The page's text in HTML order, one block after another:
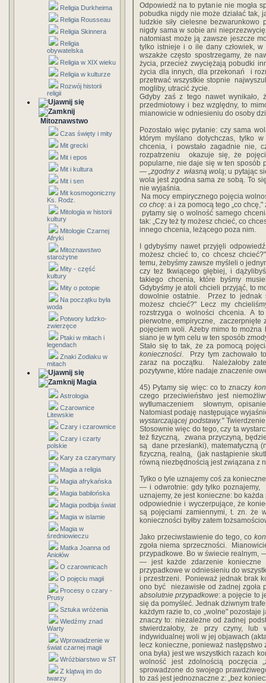
Religia Durkheima
Religia Rousseau
Religia Skinnera
Religia
obywatelska
Religia w XIX wieku
Religia w kulturze
Rozwój historii
religii
Mitoznawstwo
Czas święty i mity
Mit grecki
Mit i epos
Mit i kultura
Mit i sen
Mit kosmogoniczny
Ks. Rodz.
Mitologia w historii
kultury
Mitologie Czarnej
Afryki
Mitoznawstwo
starożytne
Mity - część
kultury
Mity o potopie
Na początku była
woda
Potwory ludzko-
zwierzęce
Ptaki w mitach i
legendach
Znaki Zodiaku w
mitach
Magia
Astrologia
Czarownice
Litewskie
Czary i czarownice
Czary i czarty
polskie
Kary za czarymary
Magia a religia
Magia afrykańska
Magia babilońska
Magia podbija świat
Magia w islamie
Magia w
średniowieczu
Matka Joanna od
Aniołów
O czarownicach
O pojęciu magii
Procesy o czary -
Prusy
Sztuka wróżenia
Wiedźmy znad
Warty
Wprowadzenie w
świat czarnej magii
Wróżbiarstwo w ST
Z klątwą im do
twarzy
Odpowiedź‎ ‎na to‎ ‎pytanie‎ ‎nie‎ ‎mogła‎
‎pobudka‎ ‎nigdy‎ ‎nie‎ ‎może działać‎ ‎tak,‎
‎ludzkie‎ ‎siły‎ ‎cielesne‎
‎nigdy‎ ‎sama‎ ‎w‎ ‎sobie‎ ‎ani‎
‎natomiast‎ ‎może‎ ‎ją‎ ‎zawsze‎ ‎jeszcze‎
‎tylko‎ ‎istnieje‎ ‎i‎ ‎o ile‎ ‎dany‎ ‎człowiek,‎
‎wszakże‎ ‎często‎ ‎spostrzegamy, że‎
‎życia,‎ ‎przecież‎ ‎zwyciężają‎ ‎pobudki‎
‎życia‎ ‎dla innych,‎ ‎dla‎ ‎przekonań‎ ‎ ‎i‎
‎przetrwać‎ ‎wszystkie‎ ‎stopnie‎
‎mogliby,‎ ‎utracić‎ ‎życie.‎ ‎
Gdyby‎ ‎zaś‎ ‎z‎ ‎tego‎ ‎nawet‎ ‎wynikało,‎
‎przedmiotowy‎ ‎i‎ ‎bez względny,‎ ‎to‎
‎mianowicie‎ ‎w‎ ‎odniesieniu‎ ‎do osoby‎
Pozostało‎ ‎więc‎ ‎pytanie:‎ ‎czy‎ ‎sama‎
‎którym‎ ‎myślano‎ ‎dotychczas,‎ ‎tylko‎
‎chcenia,‎ ‎i‎ ‎powstało‎ ‎zagadnie nie,‎
‎rozpatrzeniu‎ ‎ okazuje‎ ‎się,‎ ‎że‎
‎popularne, nie‎ ‎daje‎ ‎się‎ ‎w‎ ‎ten‎ ‎sposób‎
—‎ ‎„zgodny‎ ‎z‎ ‎ własną‎ ‎wolą;‎ u‎ ‎pytając‎
‎wola‎ ‎jest‎ ‎zgodna‎ ‎sama‎ ‎ze sobą.‎ ‎To‎
‎nie‎ ‎wyjaśnia.‎
Na‎ ‎mocy‎ ‎empirycznego pojęcia‎
‎co‎ ‎chcę: ‎a‎ ‎i‎ ‎za‎ ‎pomocą‎ ‎tego‎ ‎„co
‎pytamy‎ ‎się‎ ‎o‎ ‎wolność‎ ‎samego‎
tak: „Czy‎ ‎też‎ ‎ty‎ ‎możesz‎ ‎chcieć,‎ ‎co‎
‎innego‎ ‎chcenia,‎ ‎leżącego‎ ‎poza‎ ‎nim.‎ ‎
I‎ ‎gdybyśmy‎ ‎nawet‎ ‎przyjęli‎
‎możesz‎ ‎chcieć‎ ‎to,‎ ‎co‎ ‎chcesz‎
temu,‎ ‎żebyśmy‎ ‎zawsze‎ ‎myśleli‎ ‎o‎
‎czy‎ ‎też tkwiącego‎ ‎głębiej,‎ ‎i‎
‎takiego‎ ‎chcenia,‎ ‎które byśmy‎
‎Gdybyśmy‎ ‎je‎ ‎atoli‎ ‎chcieli‎ ‎przyjąć,‎ ‎to
‎dowolnie‎ ‎ostatnie.‎ ‎ Przez‎ ‎to‎ ‎jednak‎
możesz‎ ‎chcieć?"‎ ‎Lecz‎ ‎my‎
‎rozstrzyga‎ ‎o‎ ‎wolności‎ ‎chcenia.‎ ‎A‎ ‎to‎
‎pierwotne,‎ ‎empiryczne,‎ ‎ ‎zaczerpnięte‎
‎pojęciem‎ ‎woli.‎ ‎Ażeby‎ ‎mimo‎ ‎to‎
siano‎ ‎je‎ ‎w‎ ‎tym‎ ‎celu‎ ‎w‎ ‎ten‎ ‎sposób‎
Stało‎ ‎się‎ ‎to‎ ‎tak,‎ ‎że‎ ‎za pomocą‎
konieczności.‎ ‎ Przy tym‎ ‎zachowało‎
zaraz na‎ ‎początku.‎ ‎ Należałoby‎
‎pozytywne,‎ ‎które‎ ‎nadaje‎ ‎znaczenie‎
45)‎ ‎Pytamy‎ ‎się‎ ‎więc:‎ ‎co‎ ‎to‎ ‎znaczy‎ ‎
czego przeciwieństwo‎ ‎jest‎
‎wytłumaczeniem‎ ‎ słownym,‎
Natomiast‎ ‎podaję‎ ‎następujące‎
‎wystarczającej‎ ‎podstawy."
‎Stosownie‎ ‎więc do‎ ‎tego,‎ ‎czy‎ ‎ta‎
‎też‎ ‎fizyczną,‎ ‎ zwana‎ ‎przyczyną,‎
‎są‎ ‎ dane‎ ‎przesłanki),‎ ‎matematyczną
‎fizyczną,‎ ‎realną,‎ ‎ (jak‎ ‎nastąpienie‎
równą niezbędnością‎ ‎jest‎ ‎związana‎ ‎z‎
Tylko‎ ‎o‎ ‎tyle‎ ‎uznajemy‎ ‎coś‎ ‎za‎
‎—‎ ‎i‎ ‎odwrotnie:‎ ‎gdy‎ ‎tylko‎ ‎poznajemy,‎
‎uznajemy,‎ ‎że‎ ‎jest‎ ‎konieczne:‎ ‎bo‎
‎odpowiednie i‎ ‎wyczerpujące,‎ ‎że‎
‎są‎ ‎pojęciami‎ ‎zamiennymi, t.‎ ‎zn.‎ ‎że‎
‎konieczności‎ ‎byłby‎ ‎zatem‎
‎Jako‎ ‎przeciwstawienie‎ ‎do‎ ‎tego,‎ ‎co‎ ‎
‎zgoła‎ ‎niema sprzeczności.‎
‎przypadkowe.‎ ‎Bo w‎ ‎świecie‎ ‎realnym,‎
— jest‎ ‎każde‎ ‎zdarzenie‎ ‎konieczne‎
‎przypadkowe‎ ‎w‎ ‎odniesieniu‎ ‎do‎
‎i‎ ‎przestrzeni.‎ ‎ Ponieważ‎ ‎jednak‎ ‎brak‎
‎ono‎ ‎być‎ ‎ niezawisłe‎ ‎od‎ ‎żadnej‎
absolutnie‎ ‎przypadkowe:‎ ‎a‎ ‎pojęcie‎ ‎to‎
‎się‎ ‎da‎ ‎pomyśleć.‎ ‎Jednak‎ ‎dziwnym
‎każdym‎ ‎razie‎ ‎to,‎ ‎co‎ ‎„wolne"‎
‎znaczy to:‎ ‎niezależne‎ ‎od‎ ‎żadnej‎
‎stwierdzałoby,‎ ‎że‎ ‎przy czyny,‎
‎indywidualnej‎ ‎woli‎ ‎w‎ ‎jej‎ ‎objawach‎
‎lecz‎ ‎konieczne,‎ ‎ponieważ‎
‎ona‎ ‎była) jest‎ ‎we‎ ‎wszystkich‎ ‎razach‎
‎wolność‎ ‎jest‎ ‎zdolnością‎ ‎poczęcia‎
‎sprowadzone‎ ‎do‎ ‎swojego‎
to‎ ‎zaś‎ ‎jest‎ ‎jednoznaczne‎ ‎z:‎ ‎„bez‎